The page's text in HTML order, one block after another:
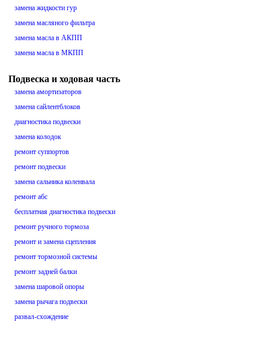
замена жидкости гур
замена масляного фильтра
замена масла в АКПП
замена масла в МКПП
Подвеска и ходовая часть
замена амортизаторов
замена сайлентблоков
диагностика подвески
замена колодок
ремонт суппортов
ремонт подвески
замена сальника коленвала
ремонт абс
бесплатная диагностика подвески
ремонт ручного тормоза
ремонт и замена сцепления
ремонт тормозной системы
ремонт задней балки
замена шаровой опоры
замена рычага подвески
развал-схождение